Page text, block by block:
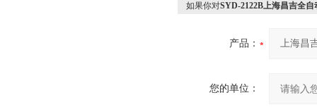
如果你对SYD-2122B上海昌吉全
产品：
您的单位：